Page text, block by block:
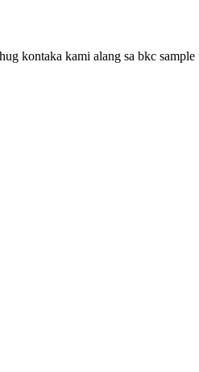
kontaka kami alang sa bkc